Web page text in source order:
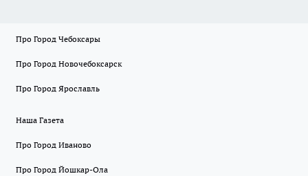
Про Город Чебоксары
Про Город Новочебоксарск
Про Город Ярославль
Наша Газета
Про Город Иваново
Про Город Йошкар-Ола